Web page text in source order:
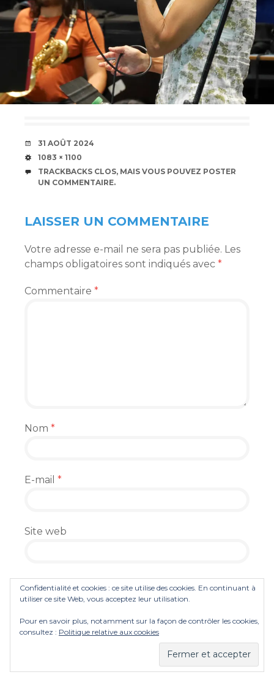
DATE
31 AOÛT 2024
TAILLE
1083 × 1100
TRACKBACKS CLOS, MAIS VOUS POUVEZ POSTER
UN COMMENTAIRE.
LAISSER UN COMMENTAIRE
Votre adresse e-mail ne sera pas publiée. Les
champs obligatoires sont indiqués avec *
Commentaire *
Nom *
E-mail *
Site web
Enregistrer mon nom, mon e-mail et mon
site dans le navigateur pour mon prochain
Confidentialité et cookies : ce site utilise des cookies. En continuant à
utiliser ce site Web, vous acceptez leur utilisation.
Pour en savoir plus, notamment sur la façon de contrôler les cookies,
consultez : Politique relative aux cookies